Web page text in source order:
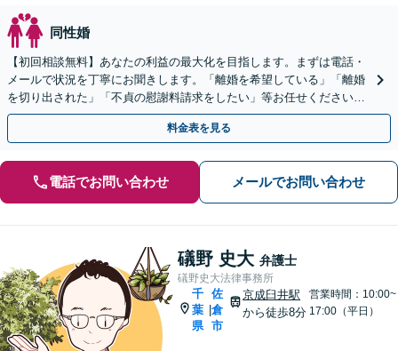
同性婚
【初回相談無料】あなたの利益の最大化を目指します。まずは電話・
メールで状況を丁寧にお聞きします。「離婚を希望している」「離婚
を切り出された」「不貞の慰謝料請求をしたい」等お任せください。
【リーズナブルな料金設定】
料金表を見る
電話でお問い合わせ メールでお問い合わせ
礒野 史大 弁護士
礒野史大法律事務所
千
葉
県
|
佐
倉
市
京成臼井駅
から徒歩8分
営業時間：10:00~
17:00（平日）